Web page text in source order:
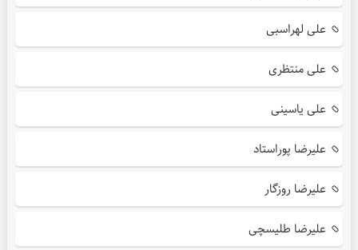
علی لهراسبی
علی منتظری
علی یاسینی
علیرضا پوراستاد
علیرضا روزگار
علیرضا طلیسچی